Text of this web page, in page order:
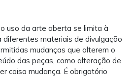
uso da arte aberta se limita à
materiais de divulgação
mudanças que alterem o
das peças, como alteração de
coisa mudança. É obrigatório